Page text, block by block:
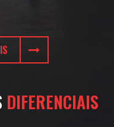
DIFERENCIAIS